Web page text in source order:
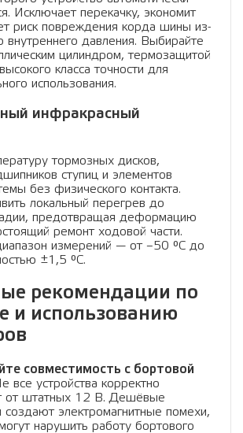
Исключает перекачку, экономит
риск повреждения корда шины из-
внутреннего давления. Выбирайте
цилиндром, термозащитой
класса точности для
использования.
инфракрасный
тормозных дисков,
ступиц и элементов
без физического контакта.
локальный перегрев до
предотвращая деформацию
ремонт ходовой части.
измерений — от –50 °C до
±1,5 °C.
рекомендации по
и использованию
совместимость с бортовой
все устройства корректно
от штатных 12 В. Дешёвые
создают электромагнитные помехи,
нарушить работу бортового